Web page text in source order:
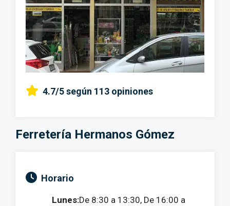
4.7/5según 113 opiniones
Ferretería Hermanos Gómez
Horario
Lunes:De 8:30 a 13:30, De 16:00 a